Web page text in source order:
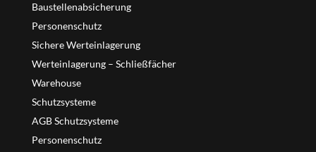
Baustellenabsicherung
Personenschutz
Sichere Werteinlagerung
Werteinlagerung – Schließfächer
Warehouse
Schutzsysteme
AGB Schutzsysteme
Personenschutz